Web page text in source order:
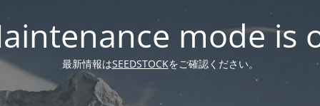
mode is
最新情報はSEEDSTOCKをご確認ください。